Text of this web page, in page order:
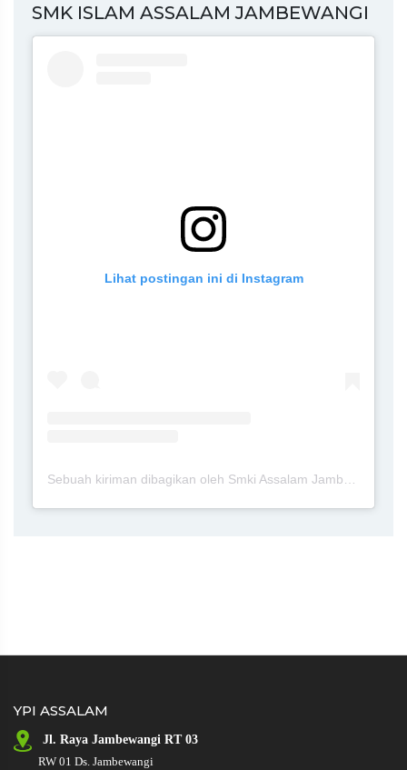
SMK ISLAM ASSALAM JAMBEWANGI
Lihat postingan ini di Instagram
YPI ASSALAM
Jl. Raya Jambewangi RT 03
RW 01 Ds. Jambewangi